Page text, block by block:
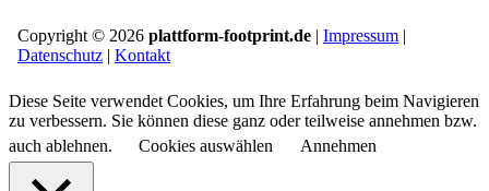
Copyright © 2026 plattform-footprint.de | Impressum |
Datenschutz | Kontakt
Diese Seite verwendet Cookies, um Ihre Erfahrung beim Navigieren
zu verbessern. Sie können diese ganz oder teilweise annehmen bzw.
auch ablehnen.
Cookies auswählen Annehmen